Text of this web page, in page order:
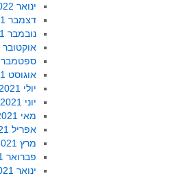
ינואר 2022
דצמבר 2021
נובמבר 2021
אוקטובר 2021
ספטמבר 2021
אוגוסט 2021
יולי 2021
יוני 2021
מאי 2021
אפריל 2021
מרץ 2021
פברואר 2021
ינואר 2021